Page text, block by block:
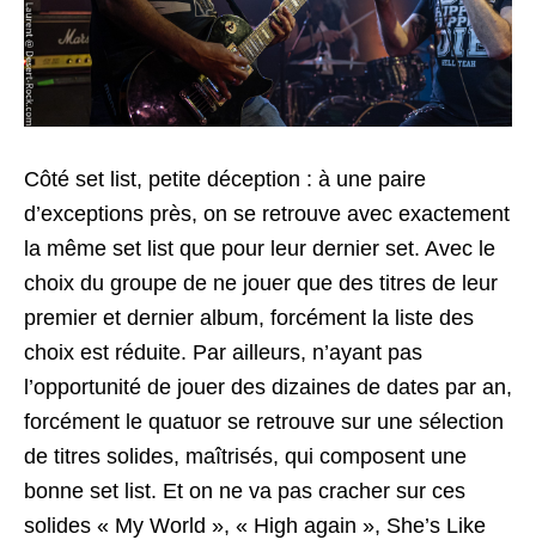
Côté set list, petite déception : à une paire
d’exceptions près, on se retrouve avec exactement
la même set list que pour leur dernier set. Avec le
choix du groupe de ne jouer que des titres de leur
premier et dernier album, forcément la liste des
choix est réduite. Par ailleurs, n’ayant pas
l’opportunité de jouer des dizaines de dates par an,
forcément le quatuor se retrouve sur une sélection
de titres solides, maîtrisés, qui composent une
bonne set list. Et on ne va pas cracher sur ces
solides « My World », « High again », She’s Like